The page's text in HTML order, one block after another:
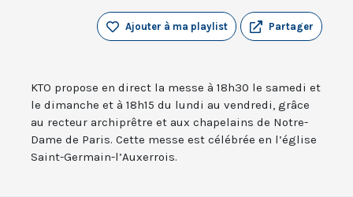
Partager
Ajouter à ma playlist
KTO propose en direct la messe à 18h30 le samedi et
le dimanche et à 18h15 du lundi au vendredi, grâce
au recteur archiprêtre et aux chapelains de Notre-
Dame de Paris. Cette messe est célébrée en l’église
Saint-Germain-l’Auxerrois.